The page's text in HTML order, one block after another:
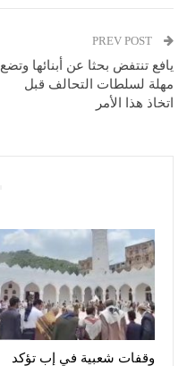
يافع تنتفض بحثا عن أبنائها وتضع
مهلة لسلطات التحالف قبل
اتخاذ هذا الأمر
وقفات شعبية في إب تؤكد